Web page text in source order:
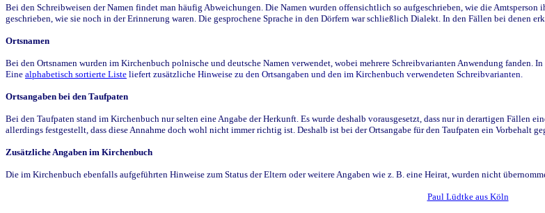
Bei den Schreibweisen der Namen findet man häufig Abweichungen. Die Namen wurden offensichtlich so aufgeschrieben, wie die Amtsperson
geschrieben, wie sie noch in der Erinnerung waren. Die gesprochene Sprache in den Dörfern war schließlich Dialekt. In den Fällen bei denen
Ortsnamen
Bei den Ortsnamen wurden im Kirchenbuch polnische und deutsche Namen verwendet, wobei mehrere Schreibvarianten Anwendung fanden.
Eine alphabetisch sortierte Liste liefert zusätzliche Hinweise zu den Ortsangaben und den im Kirchenbuch verwendeten Schreibvarianten.
Ortsangaben bei den Taufpaten
Bei den Taufpaten stand im Kirchenbuch nur selten eine Angabe der Herkunft. Es wurde deshalb vorausgesetzt, dass nur in derartigen Fällen
allerdings festgestellt, dass diese Annahme doch wohl nicht immer richtig ist. Deshalb ist bei der Ortsangabe für den Taufpaten ein Vorbehalt
Zusätzliche Angaben im Kirchenbuch
Die im Kirchenbuch ebenfalls aufgeführten Hinweise zum Status der Eltern oder weitere Angaben wie z. B. eine Heirat, wurden nicht
Paul Lüdtke aus Köln